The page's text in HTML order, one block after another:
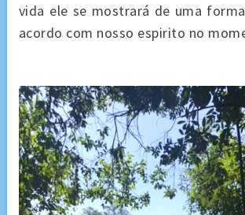
vida ele se mostrará de uma
acordo com nosso espirito no